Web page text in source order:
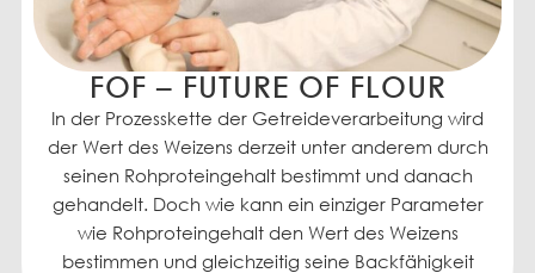
FOF – FUTURE OF FLOUR
In der Prozesskette der Getreideverarbeitung wird
der Wert des Weizens derzeit unter anderem durch
seinen Rohproteingehalt bestimmt und danach
gehandelt. Doch wie kann ein einziger Parameter
wie Rohproteingehalt den Wert des Weizens
bestimmen und gleichzeitig seine Backfähigkeit